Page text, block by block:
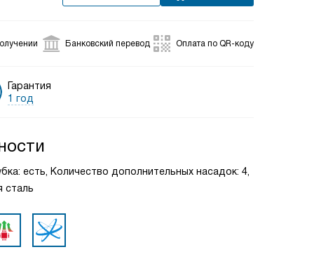
Банковский перевод Оплата по QR-коду
Гарантия
1 год
есть, Количество дополнительных насадок: 4,
сталь